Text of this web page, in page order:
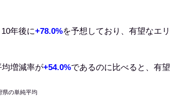
年後に+78.0%を予想しており、有望なエリ
増減率が+54.0%であるのに比べると、有望
の単純平均